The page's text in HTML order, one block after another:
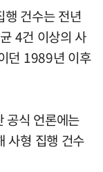
행 건수는 전년
4건 이상의 사
던 1989년 이후
공식 언론에는
사형 집행 건수